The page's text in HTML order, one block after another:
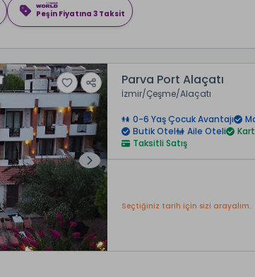
Peşin Fiyatına 3 Taksit
Parva Port Alaçatı
İzmir Çeşme Alaçatı
0-6 Yaş Çocuk Avantajı
Butik Otel
Aile Oteli
Taksitli Satış
Seçtiğiniz tarih için sizi arayalım.